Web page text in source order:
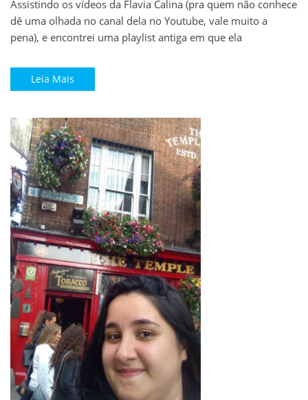
Assistindo os vídeos da Flavia Calina (pra quem não conhece
dê uma olhada no canal dela no Youtube, vale muito a
pena), e encontrei uma playlist antiga em que ela
Leia Mais